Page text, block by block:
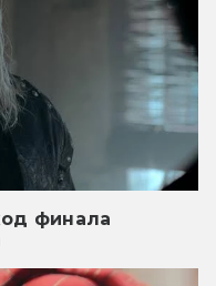
финала